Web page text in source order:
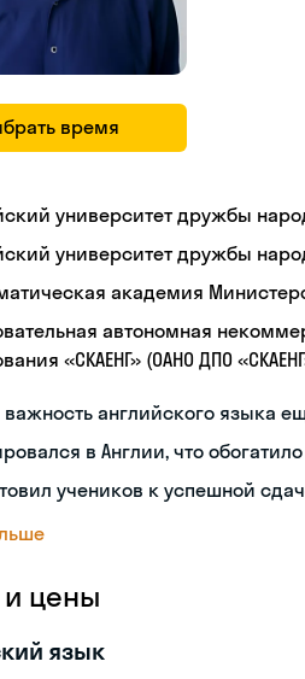
время
университет дружбы
университет дружбы
академия
автономная
«СКАЕНГ» (ОАНО ДПО
важность английского языка
в Англии, что
учеников к успешной сдаче
и цены
язык